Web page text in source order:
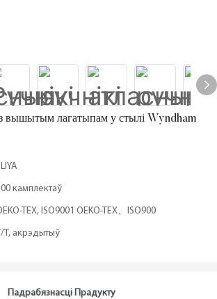
з вышытым лагатыпам у стылі Wyndham
камплектаў
TEX, ISO9001 OEKO-TEX、ISO900
Т, акрэдытыў
Падрабязнасці Прадукту